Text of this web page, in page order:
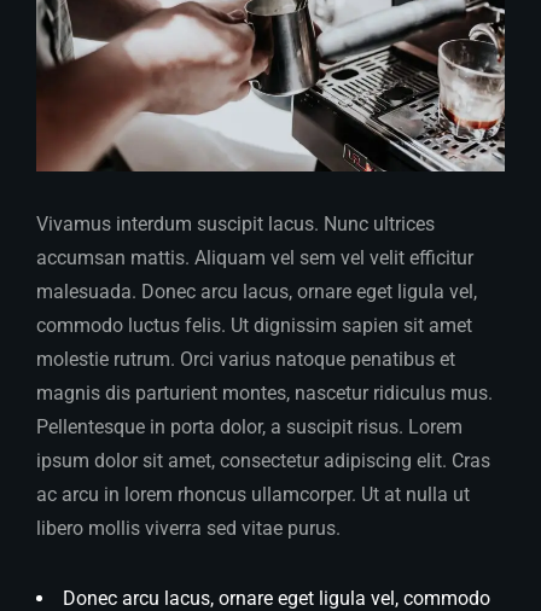
Vivamus interdum suscipit lacus. Nunc ultrices
accumsan mattis. Aliquam vel sem vel velit efficitur
malesuada. Donec arcu lacus, ornare eget ligula vel,
commodo luctus felis. Ut dignissim sapien sit amet
molestie rutrum. Orci varius natoque penatibus et
magnis dis parturient montes, nascetur ridiculus mus.
Pellentesque in porta dolor, a suscipit risus. Lorem
ipsum dolor sit amet, consectetur adipiscing elit. Cras
ac arcu in lorem rhoncus ullamcorper. Ut at nulla ut
libero mollis viverra sed vitae purus.
Donec arcu lacus, ornare eget ligula vel, commodo